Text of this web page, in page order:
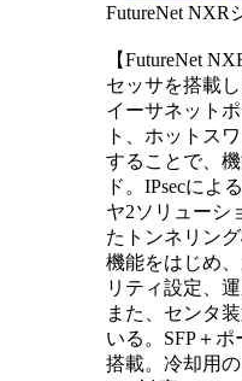
FutureNet NXR
【FutureNet
セッサを搭載
イーサネット
ト、ホットス
することで、
ド。IPsecによ
ヤ2ソリューシ
たトンネリン
機能をはじめ
リティ設定、
また、センタ
いる。SFP＋ポ
搭載。冷却用